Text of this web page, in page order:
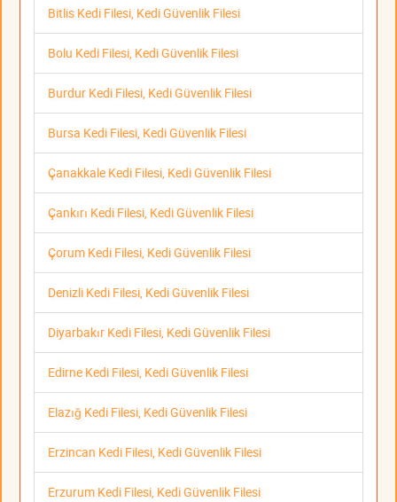
Bitlis Kedi Filesi, Kedi Güvenlik Filesi
Bolu Kedi Filesi, Kedi Güvenlik Filesi
Burdur Kedi Filesi, Kedi Güvenlik Filesi
Bursa Kedi Filesi, Kedi Güvenlik Filesi
Çanakkale Kedi Filesi, Kedi Güvenlik Filesi
Çankırı Kedi Filesi, Kedi Güvenlik Filesi
Çorum Kedi Filesi, Kedi Güvenlik Filesi
Denizli Kedi Filesi, Kedi Güvenlik Filesi
Diyarbakır Kedi Filesi, Kedi Güvenlik Filesi
Edirne Kedi Filesi, Kedi Güvenlik Filesi
Elazığ Kedi Filesi, Kedi Güvenlik Filesi
Erzincan Kedi Filesi, Kedi Güvenlik Filesi
Erzurum Kedi Filesi, Kedi Güvenlik Filesi